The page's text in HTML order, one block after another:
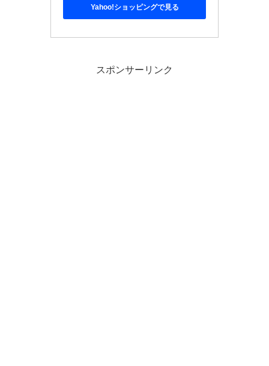
Yahoo!ショッピングで見る
スポンサーリンク